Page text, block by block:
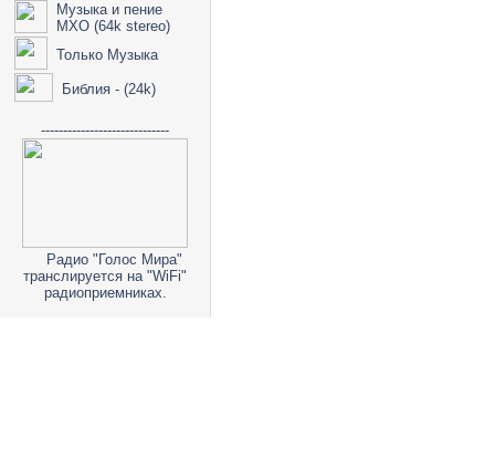
Музыка и пение
МХО (64k stereo)
Только Музыка
Библия - (24k)
-----------------------------
Радио "Голос Мира"
транслируется на "WiFi"
радиоприемниках.